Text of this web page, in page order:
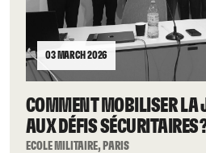
03 MARCH 2026
COMMENT MOBILISER LA
AUX DÉFIS SÉCURITAIRES
ECOLE MILITAIRE, PARIS